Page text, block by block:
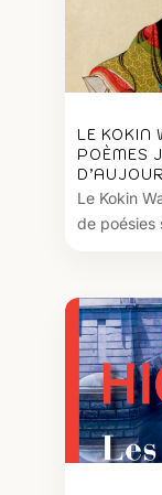
LE KOKIN
POÈMES
Le Kokin
de poésies